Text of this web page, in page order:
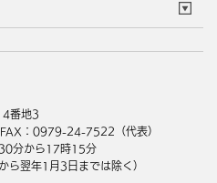
組織案内
番地3
FAX：0979-24-7522（代表）
分から17時15分
ら翌年1月3日までは除く）